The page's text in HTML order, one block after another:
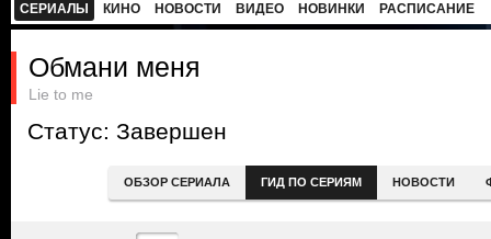
СЕРИАЛЫ КИНО НОВОСТИ ВИДЕО НОВИНКИ РАСПИСАНИЕ
Обмани меня
Lie to me
Статус: Завершен
ОБЗОР СЕРИАЛА ГИД ПО СЕРИЯМ НОВОСТИ